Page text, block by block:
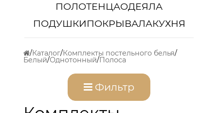
ПОЛОТЕНЦАОДЕЯЛА
ПОДУШКИПОКРЫВАЛАКУХНЯ
Каталог Комплекты постельного белья
Белый Однотонный Полоса
Фильтр